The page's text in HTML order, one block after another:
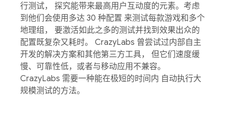
行测试， 探究能带来最高用户互动度的元素。考虑
到他们会使用多达 30 种配置 来测试每款游戏和多个
地理组， 要激活如此之多的测试并找到效果出众的
配置既复杂又耗时。 CrazyLabs 曾尝试过内部自主
开发的解决方案和其他第三方工具， 但它们速度缓
慢、可靠性低，或者与移动应用不兼容。
CrazyLabs 需要一种能在极短的时间内 自动执行大
规模测试的方法。